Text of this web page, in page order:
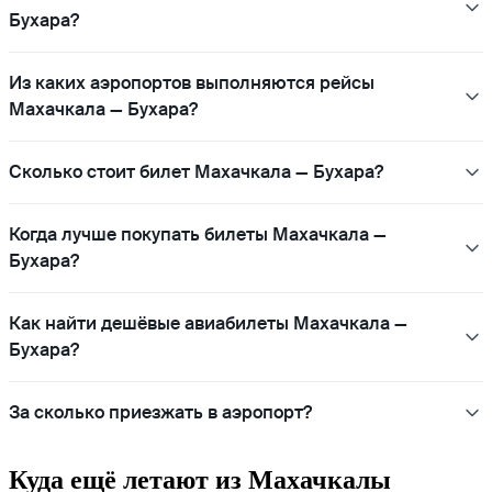
Бухара?
Из каких аэропортов выполняются рейсы
Махачкала — Бухара?
Сколько стоит билет Махачкала — Бухара?
Когда лучше покупать билеты Махачкала —
Бухара?
Как найти дешёвые авиабилеты Махачкала —
Бухара?
За сколько приезжать в аэропорт?
Куда ещё летают из Махачкалы